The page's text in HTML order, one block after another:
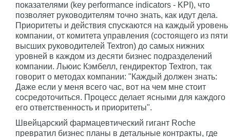
показателями (key performance indicators - KPI), что
позволяет руководителям точно знать, как идут дела.
Приоритеты и действия спускаются на каждый уровень
компании, от комитета управления (состоящего из пяти
высших руководителей Textron) до самых нижних
уровней в каждом из десяти бизнес подразделений
компании. Льюис Кэмбелл, гендиректор Textron, так
говорит о методах компании: "Каждый должен знать:
Даже если у меня всего час, вот на чем мне стоит
сосредоточиться. Процесс делает ясными для каждого
его ответственность и приоритеты".
Швейцарский фармацевтический гигант Roche
превратил бизнес планы в детальные контракты, где